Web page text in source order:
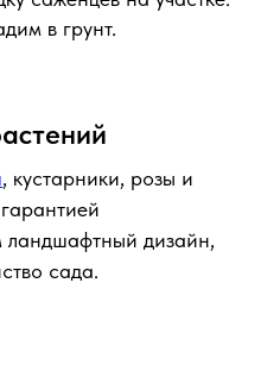
в грунт.
, кустарники, розы и
дизайн,
сада.